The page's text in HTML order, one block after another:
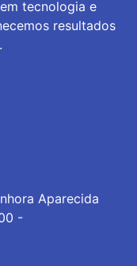
tecnologia e
resultados
Aparecida
-